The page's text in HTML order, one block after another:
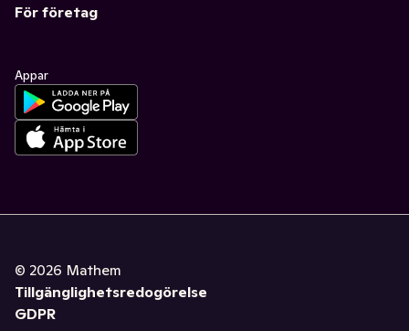
För företag
Appar
© 2026 Mathem
Tillgänglighetsredogörelse
GDPR